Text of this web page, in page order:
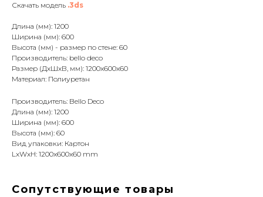
Скачать модель .3ds
Длина (мм): 1200
Ширина (мм): 600
Высота (мм) - размер по стене: 60
Производитель: bello deco
Размер (ДхШхВ, мм): 1200x600x60
Материал: Полиуретан
Производитель: Bello Deco
Длина (мм): 1200
Ширина (мм): 600
Высота (мм): 60
Вид упаковки: Картон
LxWxH: 1200x600x60 mm
Сопутствующие товары